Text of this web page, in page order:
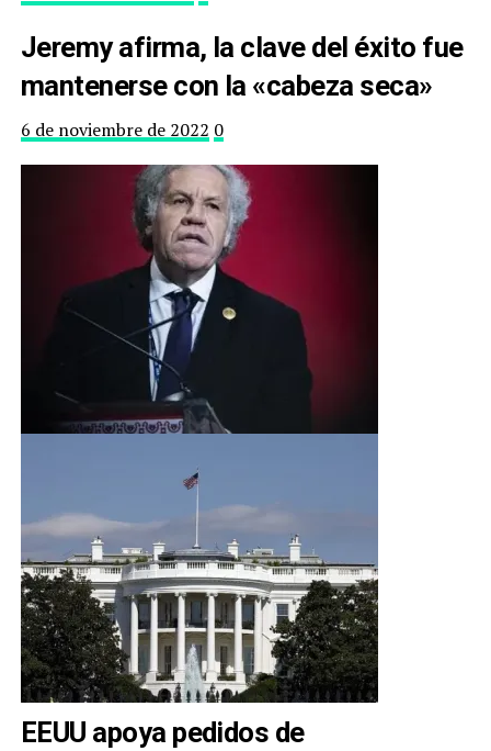
Jeremy afirma, la clave del éxito fue
mantenerse con la «cabeza seca»
6 de noviembre de 2022 0
EEUU apoya pedidos de